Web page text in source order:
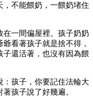
不能餵奶，一餵奶堵住
一間偏屋裡。孩子奶奶
看著孩子就是捨不得，
子還活著，也沒有因為餵
孩子，你要記住法輪大
孩子說了好幾遍。